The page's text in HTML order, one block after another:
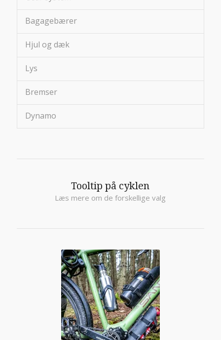
Bagagebærer
Hjul og dæk
Lys
Bremser
Dynamo
Tooltip på cyklen
Læs mere om de forskellige valg